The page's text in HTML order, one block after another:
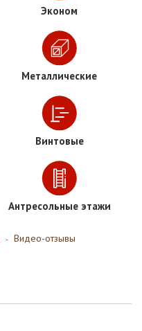
Эконом
Металлические
Винтовые
Антресольные этажи
- Видео-отзывы